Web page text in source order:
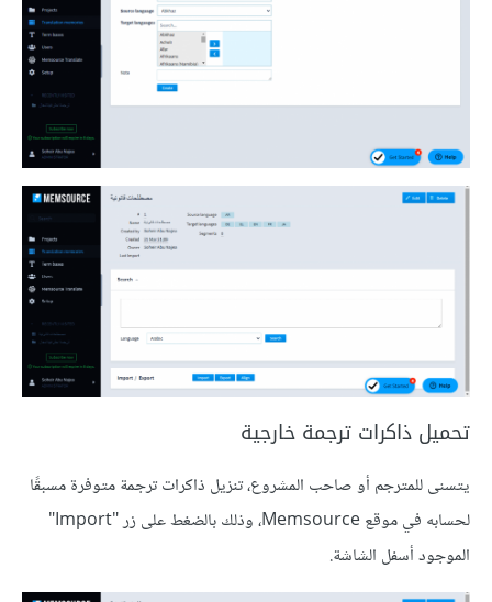
تحميل ذاكرات ترجمة خارجية
يتسنى للمترجم أو صاحب المشروع، تنزيل ذاكرات ترجمة متوفرة مسبقًا
لحسابه في موقع Memsource، وذلك بالضغط على زر "Import"
الموجود أسفل الشاشة.